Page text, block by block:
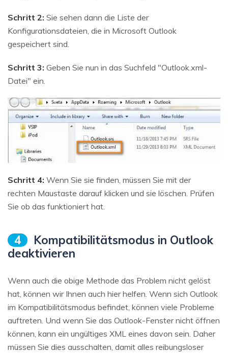
Schritt 2: Sie sehen dann die Liste der
Konfigurationsdateien, die in Microsoft Outlook
gespeichert sind.
Schritt 3: Geben Sie nun in das Suchfeld "Outlook.xml-
Datei" ein.
Schritt 4: Wenn Sie sie finden, müssen Sie mit der
rechten Maustaste darauf klicken und sie löschen. Prüfen
Sie ob das funktioniert hat.
4
Kompatibilitätsmodus in Outlook
deaktivieren
Wenn auch die obige Methode das Problem nicht gelöst
hat, können wir Ihnen auch hier helfen. Wenn sich Outlook
im Kompatibilitätsmodus befindet, können viele Probleme
auftreten. Und wenn Sie das Outlook-Fenster nicht öffnen
können, kann ein ungültiges XML eines davon sein. Daher
müssen Sie dies ausschalten, damit alles reibungsloser